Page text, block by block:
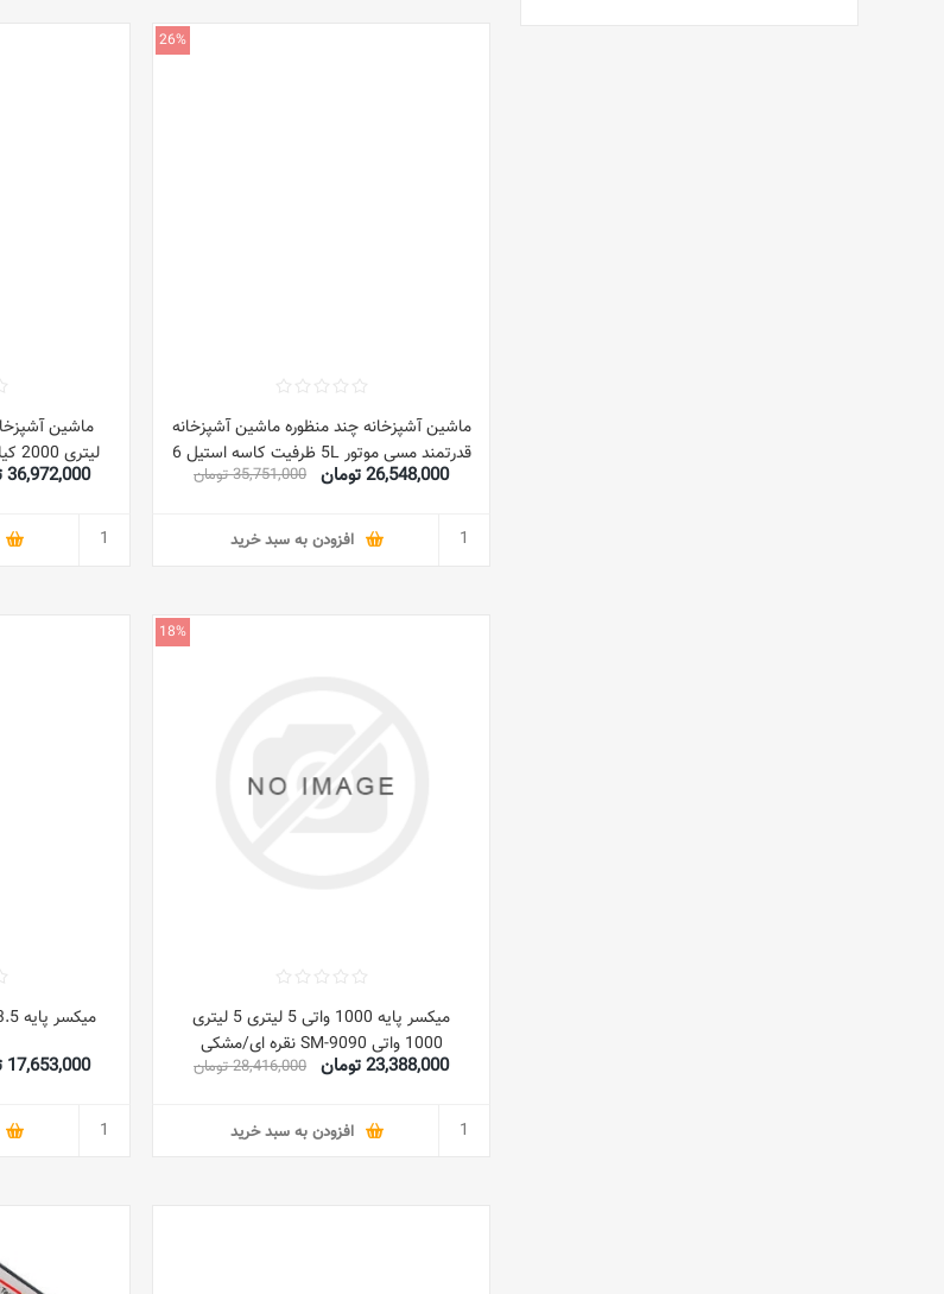
26%
ماشین آشپزخانه چند منظوره ماشین آشپزخانه
قدرتمند مسی موتور 5L ظرفیت کاسه استیل 6
سطح میکس سرعت کنترل کاسه نشانگر
26,548,000 تومان 35,751,000 تومان
افزودن به سبد خرید
لیتری 2000 کیلووات GSM43042 نقره ای
36,972,000 تومان
18%
میکسر پایه 1000 واتی 5 لیتری 5 لیتری
1000 واتی SM-9090 نقره ای/مشکی
23,388,000 تومان 28,416,000 تومان
افزودن به سبد خرید
میکسر پایه 3.5 لیتری 0 W OR-808 قرمز
17,653,000 تومان